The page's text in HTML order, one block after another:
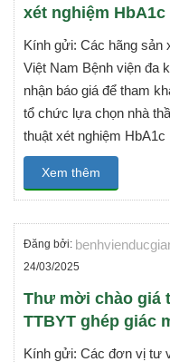
xét nghiệm HbA1c
Kính gửi: Các hãng sản
Việt Nam Bệnh viện đa
nhận báo giá để tham
tổ chức lựa chọn nhà
thuật xét nghiệm HbA1c
Xem thêm
Đăng bởi:
24/03/2025
Thư mời chào giá
TTBYT ghép giác
Kính gửi: Các đơn vị tư